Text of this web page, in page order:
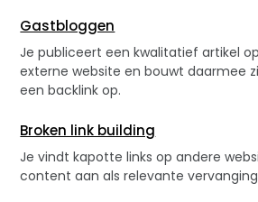
Gastbloggen
Je publiceert een kwalitatief artikel
externe website en bouwt daarmee
een backlink op.
Broken link building
Je vindt kapotte links op andere
content aan als relevante